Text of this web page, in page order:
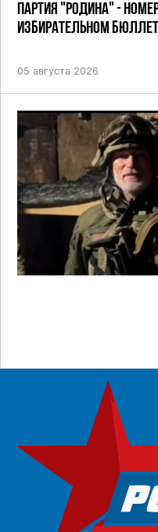
ПАРТИЯ "РОДИНА" -
ИЗБИРАТЕЛЬНОМ
05 августа 2026